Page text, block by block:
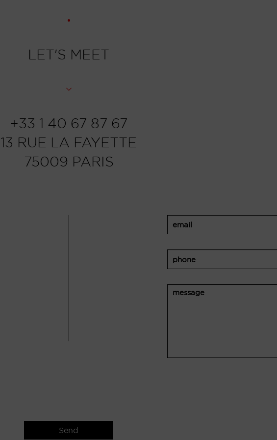
LET'S MEET
+33 1 40 67 87 67
13 RUE LA FAYETTE
75009 PARIS